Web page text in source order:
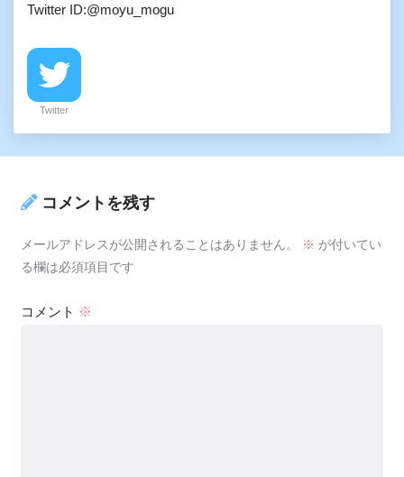
Twitter ID:@moyu_mogu
Twitter
コメントを残す
メールアドレスが公開されることはありません。 ※ が付いてい
る欄は必須項目です
コメント ※